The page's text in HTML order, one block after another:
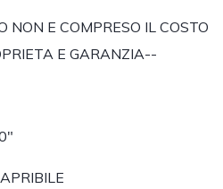
NON E COMPRESO IL COSTO
E GARANZIA--